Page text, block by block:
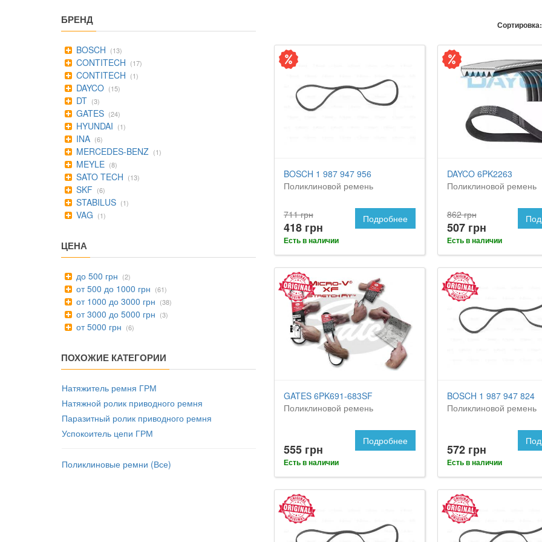
БРЕНД
BOSCH (13)
CONTITECH (17)
CONTITECH (1)
DAYCO (15)
DT (3)
GATES (24)
HYUNDAI (1)
INA (6)
MERCEDES-BENZ (1)
MEYLE (8)
SATO TECH (13)
SKF (6)
STABILUS (1)
VAG (1)
ЦЕНА
до 500 грн (2)
от 500 до 1000 грн (61)
от 1000 до 3000 грн (38)
от 3000 до 5000 грн (3)
от 5000 грн (6)
ПОХОЖИЕ КАТЕГОРИИ
Натяжитель ремня ГРМ
Натяжной ролик приводного ремня
Паразитный ролик приводного ремня
Успокоитель цепи ГРМ
Поликлиновые ремни (Все)
Сортировка:
BOSCH 1 987 947 956
Поликлиновой ремень
711 грн
418 грн
Есть в наличии
Подробнее
DAYCO 6PK2263
Поликлиновой ремень
862 грн
507 грн
Есть в наличии
GATES 6PK691-683SF
Поликлиновой ремень
555 грн
Есть в наличии
Подробнее
BOSCH 1 987 947 824
Поликлиновой ремень
572 грн
Есть в наличии